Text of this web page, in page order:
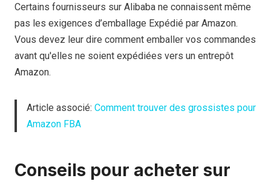
Certains fournisseurs sur Alibaba ne connaissent même
pas les exigences d’emballage Expédié par Amazon.
Vous devez leur dire comment emballer vos commandes
avant qu'elles ne soient expédiées vers un entrepôt
Amazon.
Article associé: Comment trouver des grossistes pour
Amazon FBA
Conseils pour acheter sur